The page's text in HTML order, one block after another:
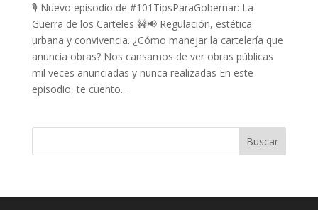
🎙️ Nuevo episodio de #101TipsParaGobernar: La
Guerra de los Carteles 🚧📢 Regulación, estética
urbana y convivencia. ¿Cómo manejar la cartelería que
anuncia obras? Nos cansamos de ver obras públicas
mil veces anunciadas y nunca realizadas En este
episodio, te cuento...